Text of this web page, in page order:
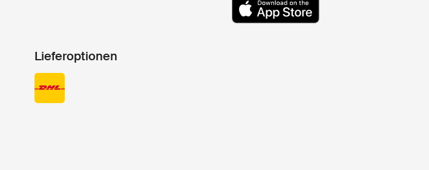
Lieferoptionen